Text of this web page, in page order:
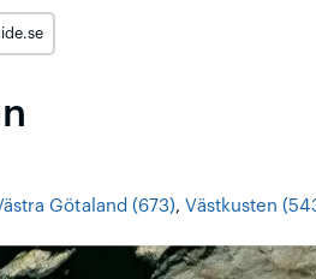
Götaland (673), Västkusten